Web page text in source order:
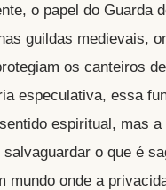
o papel do Guarda
guildas medievais,
os canteiros
especulativa, essa
espiritual, mas
salvaguardar o que é
mundo onde a